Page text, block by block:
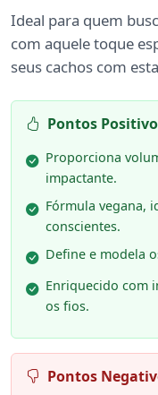
Ideal para quem
com aquele toque
seus cachos com
Pontos
Proporciona
impactante.
Fórmula vegana,
conscientes.
Define e modela
Enriquecido com
os fios.
Pontos